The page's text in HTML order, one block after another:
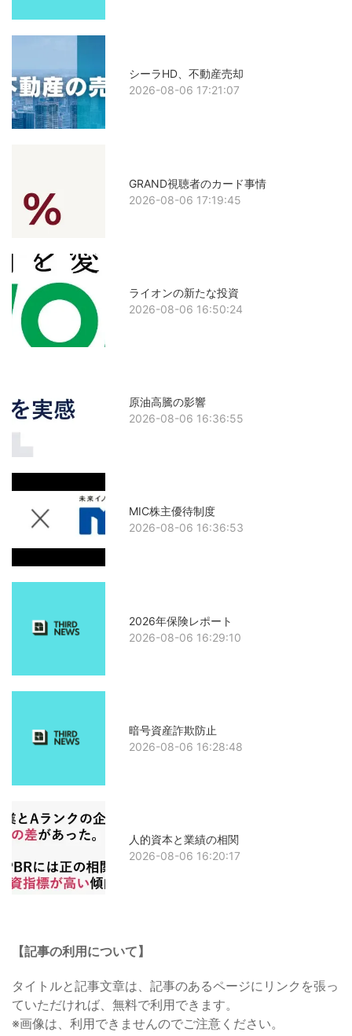
シーラHD、不動産売却
2026-08-06 17:21:07
GRAND視聴者のカード事情
2026-08-06 17:19:45
ライオンの新たな投資
2026-08-06 16:50:24
原油高騰の影響
2026-08-06 16:36:55
MIC株主優待制度
2026-08-06 16:36:53
2026年保険レポート
2026-08-06 16:29:10
暗号資産詐欺防止
2026-08-06 16:28:48
人的資本と業績の相関
2026-08-06 16:20:17
【記事の利用について】
タイトルと記事文章は、記事のあるページにリンクを張っ
ていただければ、無料で利用できます。
※画像は、利用できませんのでご注意ください。